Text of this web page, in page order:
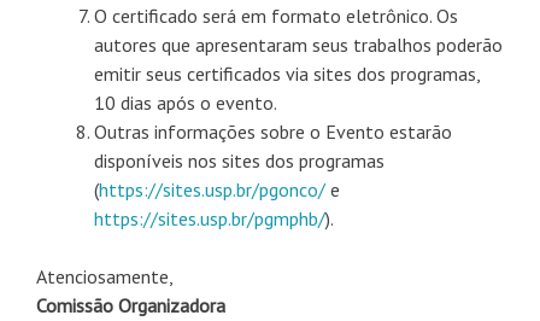
O certificado será em formato eletrônico. Os
autores que apresentaram seus trabalhos poderão
emitir seus certificados via sites dos programas,
10 dias após o evento.
Outras informações sobre o Evento estarão
disponíveis nos sites dos programas
(https://sites.usp.br/pgonco/ e
https://sites.usp.br/pgmphb/).
Atenciosamente,
Comissão Organizadora